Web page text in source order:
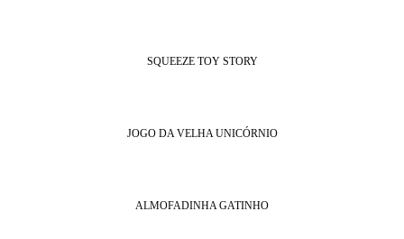
SQUEEZE TOY STORY
JOGO DA VELHA UNICÓRNIO
ALMOFADINHA GATINHO